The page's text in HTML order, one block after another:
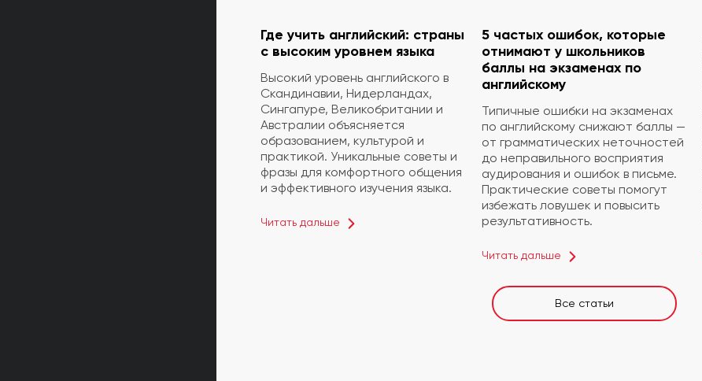
Где учить английский: страны
с высоким уровнем языка
Высокий уровень английского в
Скандинавии, Нидерландах,
Сингапуре, Великобритании и
Австралии объясняется
образованием, культурой и
практикой. Уникальные советы и
фразы для комфортного общения
и эффективного изучения языка.
Читать дальше
5 частых ошибок, которые
отнимают у школьников
баллы на экзаменах по
английскому
Типичные ошибки на экзаменах
по английскому снижают баллы —
от грамматических неточностей
до неправильного восприятия
аудирования и ошибок в письме.
Практические советы помогут
избежать ловушек и повысить
результативность.
Читать дальше
Все статьи